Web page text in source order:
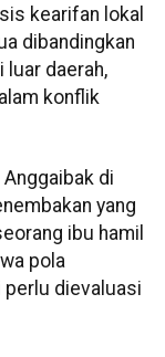
kearifan lokal
dibandingkan
luar daerah,
konflik
di
yang
ibu hamil
pola
perlu dievaluasi